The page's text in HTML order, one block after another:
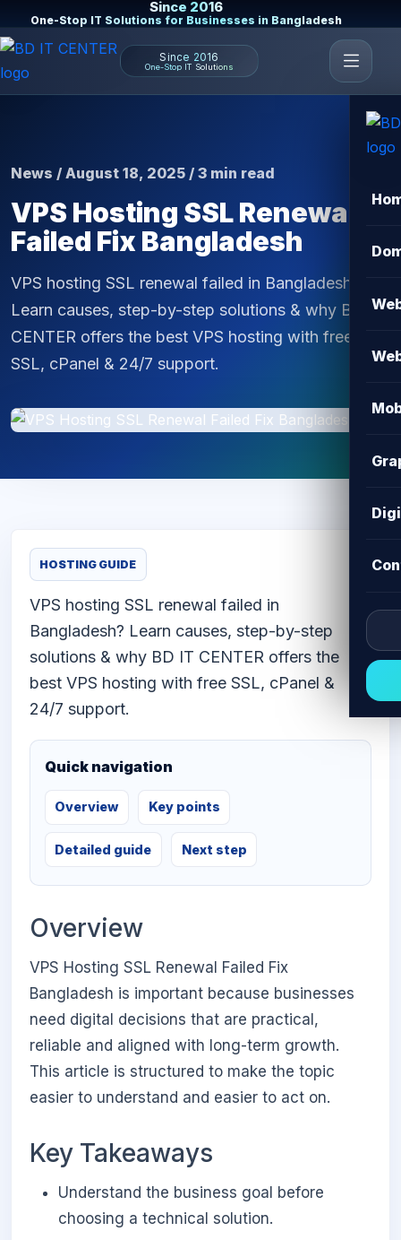
Since 2016
One-Stop IT Solutions for Businesses in Bangladesh
Since 2016
One-Stop IT Solutions
News / August 18, 2025 / 3 min read
VPS Hosting SSL Renewal
Failed Fix Bangladesh
VPS hosting SSL renewal failed in Bangladesh?
Learn causes, step-by-step solutions & why BD IT
CENTER offers the best VPS hosting with free
SSL, cPanel & 24/7 support.
HOSTING GUIDE
VPS hosting SSL renewal failed in
Bangladesh? Learn causes, step-by-step
solutions & why BD IT CENTER offers the
best VPS hosting with free SSL, cPanel &
24/7 support.
Quick navigation
Overview Key points
Detailed guide Next step
Overview
VPS Hosting SSL Renewal Failed Fix
Bangladesh is important because businesses
need digital decisions that are practical,
reliable and aligned with long-term growth.
This article is structured to make the topic
easier to understand and easier to act on.
Key Takeaways
Understand the business goal before
choosing a technical solution.